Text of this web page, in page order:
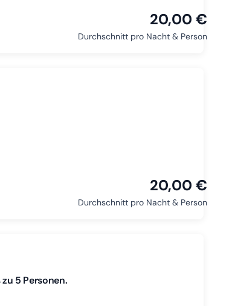
20,00 €
Durchschnitt pro Nacht & Person
20,00 €
Durchschnitt pro Nacht & Person
5 Personen.